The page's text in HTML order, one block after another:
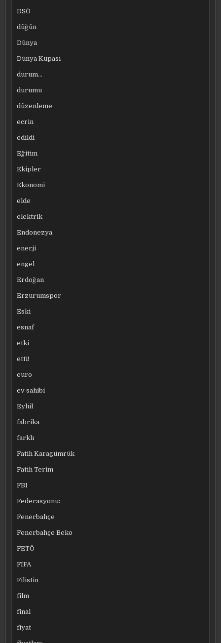
DSÖ
düğün
Dünya
Dünya Kupası
durum…
durumu
düzenleme
ecrin
edildi
Eğitim
Ekipler
Ekonomi
elde
elektrik
Endonezya
enerji
engel
Erdoğan
Erzurumspor
Eski
esnaf
etki
etti!
euro
ev sahibi
Eylül
fabrika
farklı
Fatih Karagümrük
Fatih Terim
FBI
Federasyonu:
Fenerbahçe
Fenerbahçe Beko
FETÖ
FIFA
Filistin
film
final
fiyat